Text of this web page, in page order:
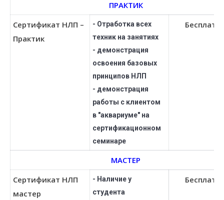
ПРАКТИК
Сертификат НЛП –
Практик
- Отработка всех
техник на занятиях
- демонстрация
освоения базовых
принципов НЛП
- демонстрация
работы с клиентом
в "аквариуме" на
сертификационном
семинаре
МАСТЕР
Сертификат НЛП
мастер
- Наличие у
студента